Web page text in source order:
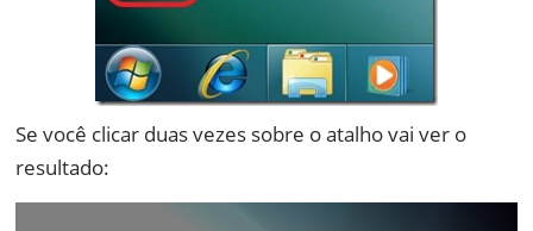
Se você clicar duas vezes sobre o atalho vai ver o
resultado: